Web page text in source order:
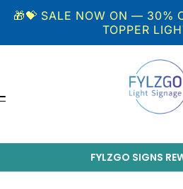
🎁💝 SALE NOW ON — 30%
TOPPER
contenu
FYLZGO SIGNS